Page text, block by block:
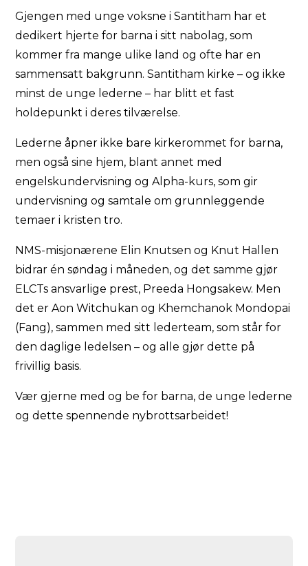
Gjengen med unge voksne i Santitham har et
dedikert hjerte for barna i sitt nabolag, som
kommer fra mange ulike land og ofte har en
sammensatt bakgrunn. Santitham kirke – og ikke
minst de unge lederne – har blitt et fast
holdepunkt i deres tilværelse.
Lederne åpner ikke bare kirkerommet for barna,
men også sine hjem, blant annet med
engelskundervisning og Alpha-kurs, som gir
undervisning og samtale om grunnleggende
temaer i kristen tro.
NMS-misjonærene Elin Knutsen og Knut Hallen
bidrar én søndag i måneden, og det samme gjør
ELCTs ansvarlige prest, Preeda Hongsakew. Men
det er Aon Witchukan og Khemchanok Mondopai
(Fang), sammen med sitt lederteam, som står for
den daglige ledelsen – og alle gjør dette på
frivillig basis.
Vær gjerne med og be for barna, de unge lederne
og dette spennende nybrottsarbeidet!